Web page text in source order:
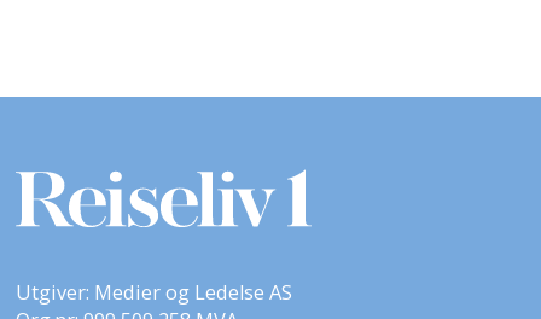
Utgiver: Medier og Ledelse AS